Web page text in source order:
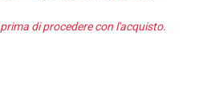
di procedere con l'acquisto.